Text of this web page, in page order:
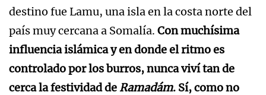
destino fue Lamu, una isla en la costa norte del
país muy cercana a Somalía. Con muchísima
influencia islámica y en donde el ritmo es
controlado por los burros, nunca viví tan de
cerca la festividad de Ramadám. Sí, como no